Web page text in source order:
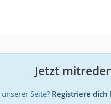
Jetzt
Seite? Registriere